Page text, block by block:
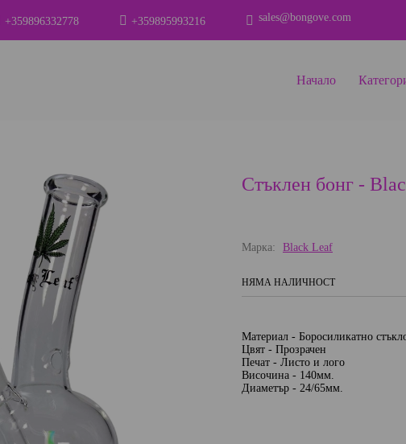
+359896332778 +359895993216 sales@bongove.com
Начало
Стъклен бонг -
Марка: Black Leaf
НЯМА НАЛИЧНОСТ
Материал - Боросиликатно
Цвят - Прозрачен
Печат - Листо и лого
Височина - 140мм.
Диаметър - 24/65мм.